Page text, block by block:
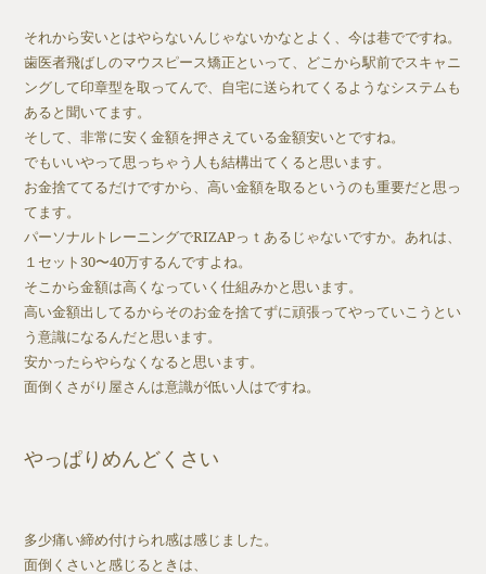
それから安いとはやらないんじゃないかなとよく、今は巷でですね。
歯医者飛ばしのマウスピース矯正といって、どこから駅前でスキャニ
ングして印章型を取ってんで、自宅に送られてくるようなシステムも
あると聞いてます。
そして、非常に安く金額を押さえている金額安いとですね。
でもいいやって思っちゃう人も結構出てくると思います。
お金捨ててるだけですから、高い金額を取るというのも重要だと思っ
てます。
パーソナルトレーニングでRIZAPっｔあるじゃないですか。あれは、
１セット30〜40万するんですよね。
そこから金額は高くなっていく仕組みかと思います。
高い金額出してるからそのお金を捨てずに頑張ってやっていこうとい
う意識になるんだと思います。
安かったらやらなくなると思います。
面倒くさがり屋さんは意識が低い人はですね。
やっぱりめんどくさい
多少痛い締め付けられ感は感じました。
面倒くさいと感じるときは、